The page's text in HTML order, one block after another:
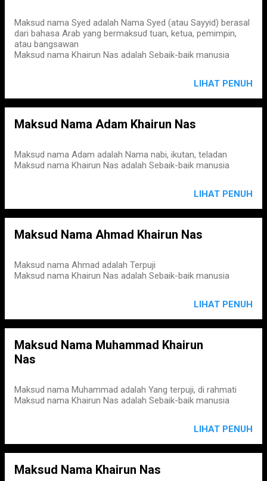
Maksud nama Syed adalah Nama Syed (atau Sayyid) berasal
dari bahasa Arab yang bermaksud tuan, ketua, pemimpin,
atau bangsawan
Maksud nama Khairun Nas adalah Sebaik-baik manusia
LIHAT PENUH
Maksud Nama Adam Khairun Nas
Maksud nama Adam adalah Nama nabi, ikutan, teladan
Maksud nama Khairun Nas adalah Sebaik-baik manusia
LIHAT PENUH
Maksud Nama Ahmad Khairun Nas
Maksud nama Ahmad adalah Terpuji
Maksud nama Khairun Nas adalah Sebaik-baik manusia
LIHAT PENUH
Maksud Nama Muhammad Khairun
Nas
Maksud nama Muhammad adalah Yang terpuji, di rahmati
Maksud nama Khairun Nas adalah Sebaik-baik manusia
LIHAT PENUH
Maksud Nama Khairun Nas